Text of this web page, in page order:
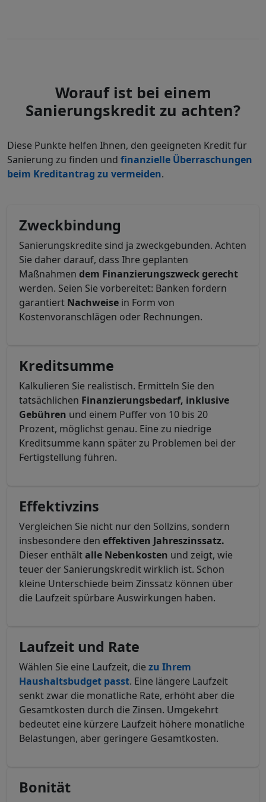
Worauf ist bei einem
Sanierungskredit zu achten?
Diese Punkte helfen Ihnen, den geeigneten Kredit für
Sanierung zu finden und finanzielle Überraschungen
beim Kreditantrag zu vermeiden.
Zweckbindung
Sanierungskredite sind ja zweckgebunden. Achten
Sie daher darauf, dass Ihre geplanten
Maßnahmen dem Finanzierungszweck gerecht
werden. Seien Sie vorbereitet: Banken fordern
garantiert Nachweise in Form von
Kostenvoranschlägen oder Rechnungen.
Kreditsumme
Kalkulieren Sie realistisch. Ermitteln Sie den
tatsächlichen Finanzierungsbedarf, inklusive
Gebühren und einem Puffer von 10 bis 20
Prozent, möglichst genau. Eine zu niedrige
Kreditsumme kann später zu Problemen bei der
Fertigstellung führen.
Effektivzins
Vergleichen Sie nicht nur den Sollzins, sondern
insbesondere den effektiven Jahreszinssatz.
Dieser enthältalle Nebenkosten und zeigt, wie
teuer der Sanierungskredit wirklich ist. Schon
kleine Unterschiede beim Zinssatz können über
die Laufzeit spürbare Auswirkungen haben.
Laufzeit und Rate
Wählen Sie eine Laufzeit, die zu Ihrem
Haushaltsbudget passt. Eine längere Laufzeit
senkt zwar die monatliche Rate, erhöht aber die
Gesamtkosten durch die Zinsen. Umgekehrt
bedeutet eine kürzere Laufzeit höhere monatliche
Belastungen, aber geringere Gesamtkosten.
Bonität